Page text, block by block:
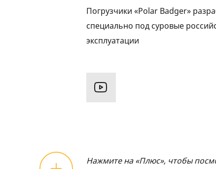
Погрузчики «Polar Badger»
специально под суровые
эксплуатации
Нажмите на «Плюс», чтобы